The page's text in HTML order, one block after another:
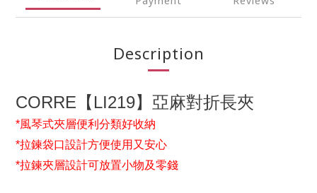
Description
CORRE 【 LI219】亞麻對折長夾
*風琴式夾層便利分類好收納
*拉鍊袋口設計方便使用又安心
*拉鍊夾層設計可放置小物及零錢